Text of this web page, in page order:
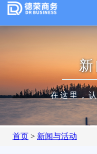
在这里，
首页 > 新闻与活动